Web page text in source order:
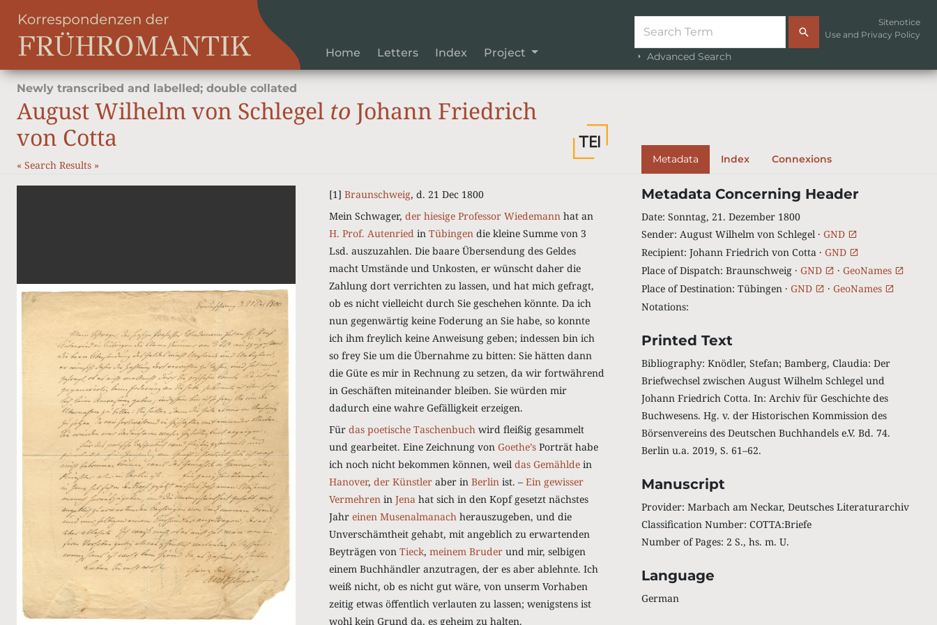
Home Letters Index Project Advanced Search
Sitenotice
Use and Privacy Policy
Newly transcribed and labelled; double collated
August Wilhelm von Schlegel to Johann Friedrich
von Cotta
« Search Results » Metadata Index Connexions
[1] Braunschweig, d. 21 Dec 1800
Mein Schwager, der hiesige Professor Wiedemannhat an
H. Prof. Autenriedin Tübingendie kleine Summe von 3
Lsd. auszuzahlen. Die baare Übersendung des Geldes
macht Umstände und Unkosten, er wünscht daher die
Zahlung dort verrichten zu lassen, und hat mich gefragt,
ob es nicht vielleicht durch Sie geschehen könnte. Da ich
nun gegenwärtig keine Foderung an Sie habe, so konnte
ich ihm freylich keine Anweisung geben; indessen bin ich
so frey Sie um die Übernahme zu bitten: Sie hätten dann
die Güte es mir in Rechnung zu setzen, da wir fortwährend
in Geschäften miteinander bleiben. Sie würden mir
dadurch eine wahre Gefälligkeit erzeigen.
Für das poetische Taschenbuchwird fleißig gesammelt
und gearbeitet. Eine Zeichnung von Goethe’sPorträt habe
ich noch nicht bekommen können, weil das Gemähldein
Hanover, der Künstleraber in Berlinist. – Ein gewisser
Vermehrenin Jenahat sich in den Kopf gesetzt nächstes
Jahr einen Musenalmanachherauszugeben, und die
Unverschämtheit gehabt, mit angeblich zu erwartenden
Beyträgen von Tieck, meinem Bruderund mir, selbigen
einem Buchhändler anzutragen, der es aber ablehnte. Ich
weiß nicht, ob es nicht gut wäre, von unserm Vorhaben
zeitig etwas öffentlich verlauten zu lassen; wenigstens ist
wohl kein Grund da, es geheim zu halten.
Metadata Concerning Header
Date: Sonntag, 21. Dezember 1800
Sender: August Wilhelm von Schlegel · GND
Recipient: Johann Friedrich von Cotta · GND
Place of Dispatch: Braunschweig · GND · GeoNames
Place of Destination: Tübingen · GND · GeoNames
Notations:
Printed Text
Bibliography: Knödler, Stefan; Bamberg, Claudia: Der
Briefwechsel zwischen August Wilhelm Schlegel und
Johann Friedrich Cotta. In: Archiv für Geschichte des
Buchwesens. Hg. v. der Historischen Kommission des
Börsenvereins des Deutschen Buchhandels e.V. Bd. 74.
Berlin u.a. 2019, S. 61–62.
Manuscript
Provider: Marbach am Neckar, Deutsches Literaturarchiv
Classification Number: COTTA:Briefe
Number of Pages: 2 S., hs. m. U.
Language
German